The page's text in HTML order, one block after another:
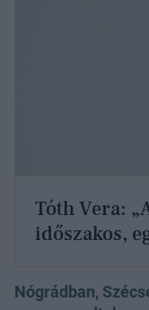
Tóth Vera:
időszakos,
Nógrádban,